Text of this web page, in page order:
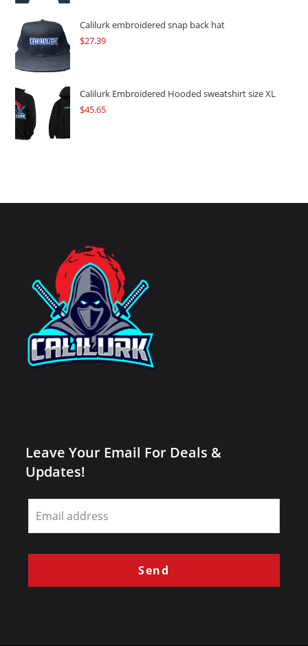
Calilurk embroidered snap back hat
$27.39
Calilurk Embroidered Hooded sweatshirt size XL
$45.65
Leave Your Email For Deals &
Updates!
Leave
this
field
blank
Send